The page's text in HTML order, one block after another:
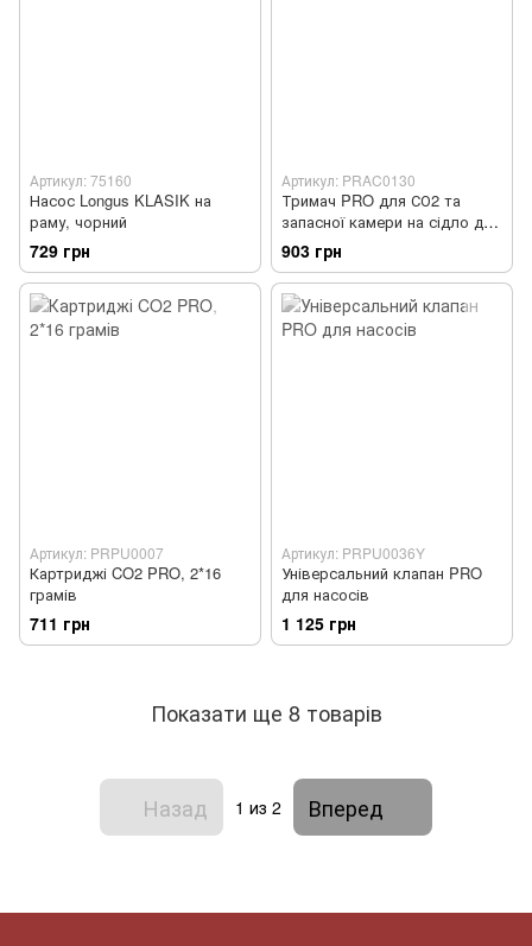
Артикул: 75160
Насос Longus KLASIK на
раму, чорний
729 грн
Артикул: PRAC0130
Тримач PRO для СО2 та
запасної камери на сідло для
тріатлону
903 грн
Артикул: PRPU0007
Картриджі CO2 PRO, 2*16
грамів
711 грн
Артикул: PRPU0036Y
Універсальний клапан PRO
для насосів
1 125 грн
Показати ще 8 товарів
Назад 1 из 2 Вперед